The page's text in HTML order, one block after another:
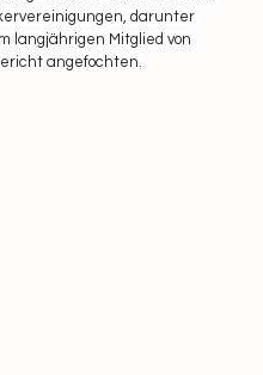
darunter
langjährigen Mitglied von
angefochten.